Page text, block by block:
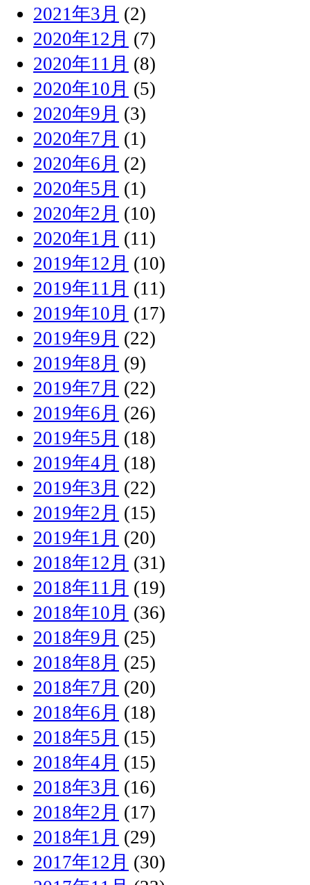
2021年3月 (2)
2020年12月 (7)
2020年11月 (8)
2020年10月 (5)
2020年9月 (3)
2020年7月 (1)
2020年6月 (2)
2020年5月 (1)
2020年2月 (10)
2020年1月 (11)
2019年12月 (10)
2019年11月 (11)
2019年10月 (17)
2019年9月 (22)
2019年8月 (9)
2019年7月 (22)
2019年6月 (26)
2019年5月 (18)
2019年4月 (18)
2019年3月 (22)
2019年2月 (15)
2019年1月 (20)
2018年12月 (31)
2018年11月 (19)
2018年10月 (36)
2018年9月 (25)
2018年8月 (25)
2018年7月 (20)
2018年6月 (18)
2018年5月 (15)
2018年4月 (15)
2018年3月 (16)
2018年2月 (17)
2018年1月 (29)
2017年12月 (30)